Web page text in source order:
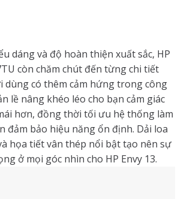
dáng và độ hoàn thiện xuất sắc, HP
còn chăm chút đến từng chi tiết
dùng có thêm cảm hứng trong công
lề nâng khéo léo cho bạn cảm giác
hơn, đồng thời tối ưu hệ thống làm
đảm bảo hiệu năng ổn định. Dải loa
họa tiết vân thép nổi bật tạo nên sự
ở mọi góc nhìn cho HP Envy 13.